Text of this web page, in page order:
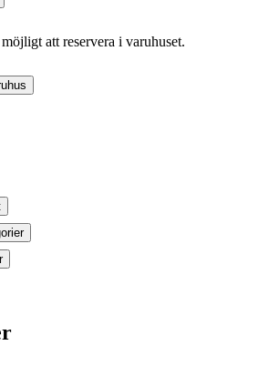
att reservera i varuhuset.